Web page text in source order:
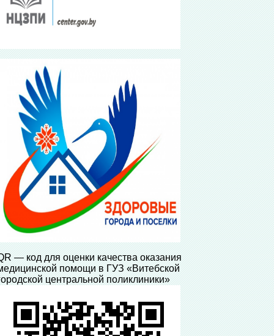
— код для оценки качества оказания
помощи в ГУЗ «Витебской
центральной поликлиники»